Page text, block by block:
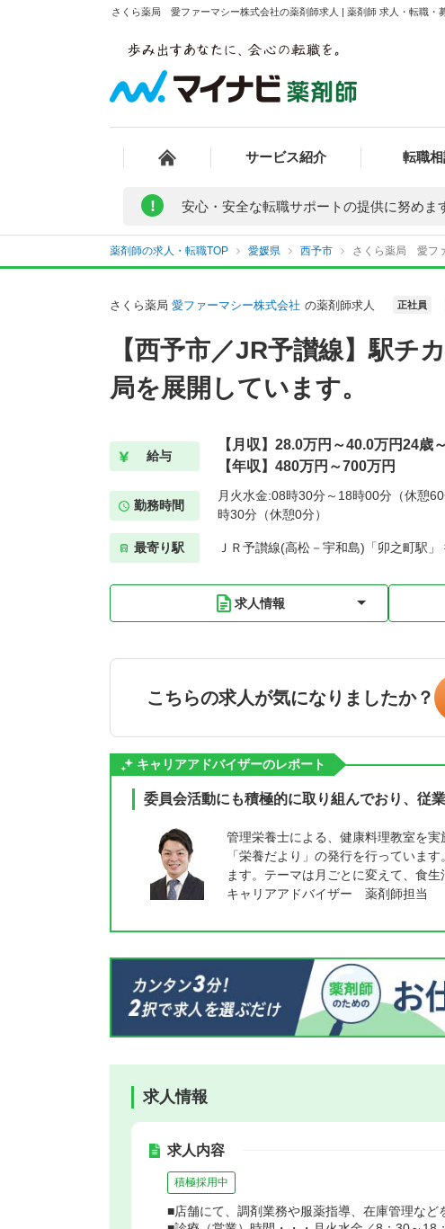
さくら薬局 愛ファーマシー株式会社の薬剤師求人 | 薬剤師 求人・転職・
サービス紹介 転職
! 安心・安全な転職サポートの提供に努めま
薬剤師の求人・転職TOP 愛媛県 西予市 さくら薬局 愛フ
さくら薬局 愛ファーマシー株式会社 の薬剤師求人 正社員
【西予市／JR予讃線】駅
局を展開しています。
給与
【月収】28.0万円～40.0万円24歳
【年収】480万円～700万円
勤務時間
月火水金:08時30分～18時00分（休憩
時30分（休憩0分）
最寄り駅 ＪＲ予讃線(高松－宇和島)「卯之町駅」
求人情報
こちらの求人が気になりましたか？
キャリアアドバイザーのレポート
委員会活動にも積極的に取り組んでおり、従
管理栄養士による、健康料理教室を実
「栄養だより」の発行を行っていま
ます。テーマは月ごとに変えて、食
キャリアアドバイザー 薬剤師担当
求人情報
求人内容
積極採用中
■店舗にて、調剤業務や服薬指導、在庫管理など